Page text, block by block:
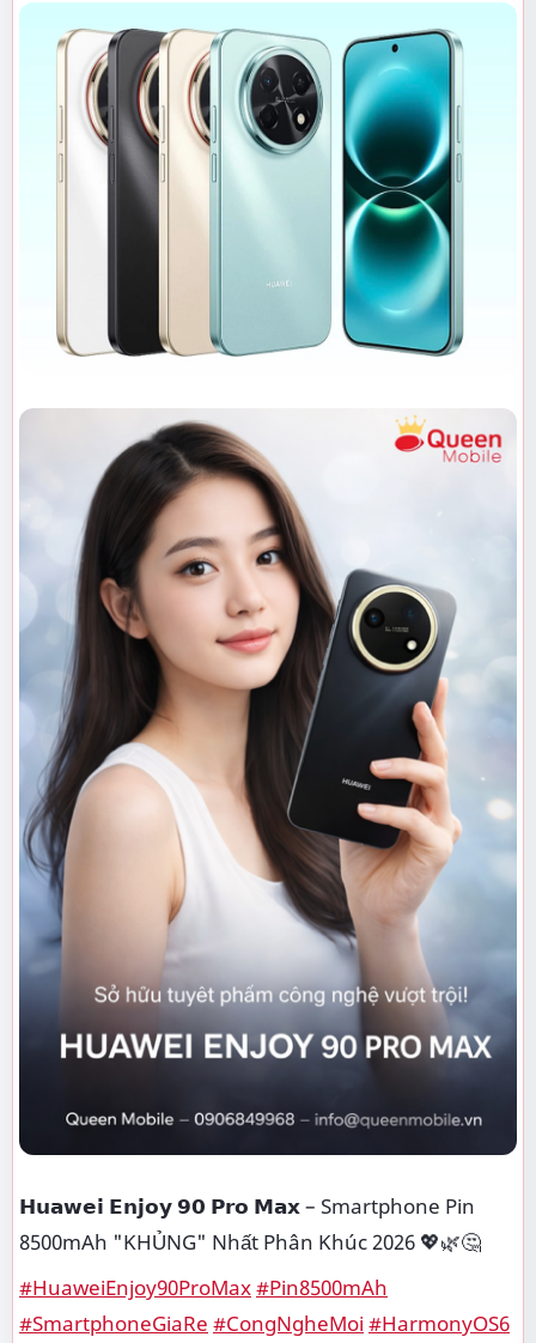
𝗛𝘂𝗮𝘄𝗲𝗶 𝗘𝗻𝗷𝗼𝘆 𝟵𝟬 𝗣𝗿𝗼 𝗠𝗮𝘅 – Smartphone Pin
8500mAh "KHỦNG" Nhất Phân Khúc 2026 💖🌿🤔
#HuaweiEnjoy90ProMax#Pin8500mAh
#SmartphoneGiaRe #CongNgheMoi #HarmonyOS6